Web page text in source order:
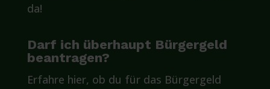
da!
Darf ich überhaupt Bürgergeld
beantragen?
Erfahre hier, ob du für das Bürgergeld